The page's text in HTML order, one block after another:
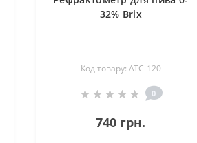
32% Brix
Код товару: АТС-120
0
740 грн.